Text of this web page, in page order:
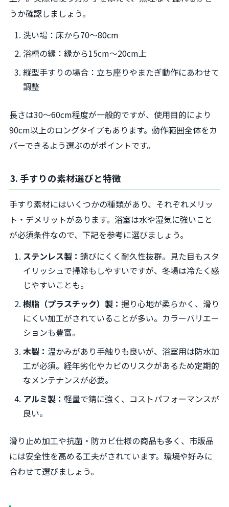
うか確認しましょう。
洗い場：床から70～80cm
浴槽の縁：縁から15cm～20cm上
縦型手すりの場合：立ち座りやまたぎ動作にあわせて
調整
長さは30～60cm程度が一般的ですが、使用目的により
90cm以上のロングタイプもあります。動作範囲全体をカ
バーできるよう選ぶのがポイントです。
3. 手すりの素材選びと特徴
手すり素材にはいくつかの種類があり、それぞれメリッ
ト・デメリットがあります。浴室は水や湿気に強いこと
が必須条件なので、下記を参考に選びましょう。
ステンレス製：錆びにくく耐久性抜群。見た目もスタ
イリッシュで掃除もしやすいですが、冬場は冷たく感
じやすいことも。
樹脂（プラスチック）製：握り心地が柔らかく、滑り
にくい加工がされていることが多い。カラーバリエー
ションも豊富。
木製： 温かみがあり手触りも良いが、浴室用は防水加
工が必須。経年劣化やカビのリスクがあるため定期的
なメンテナンスが必要。
アルミ製： 軽量で錆に強く、コストパフォーマンスが
良い。
滑り止め加工や抗菌・防カビ仕様の商品も多く、市販品
には安全性を高める工夫がされています。環境や好みに
合わせて選びましょう。